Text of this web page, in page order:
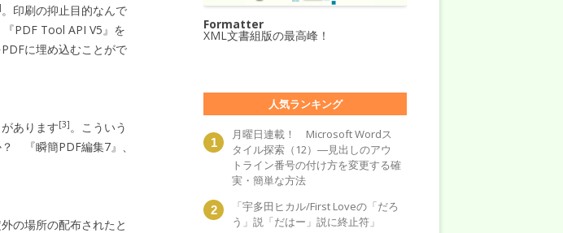
。印刷の抑止目的なんで
PDF Tool API V5』を
に埋め込むことがで
あります[3]。こういう
『瞬簡PDF編集7』、
の場所の配布されたと
Formatter
XML文書組版の最高峰！
人気ランキング
月曜日連載！ Microsoft Wordス
タイル探索（12）―見出しのアウ
トライン番号の付け方を変更する確
実・簡単な方法
「宇多田ヒカル/First Loveの「だろ
う」説「だはー」説に終止符」